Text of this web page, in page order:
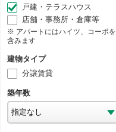
戸建・テラスハウス
店舗・事務所・倉庫等
アパートにはハイツ、コーポを
含みます
建物タイプ
分譲賃貸
築年数